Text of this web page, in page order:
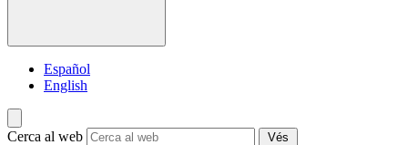
Español
English
Cerca al web Vés